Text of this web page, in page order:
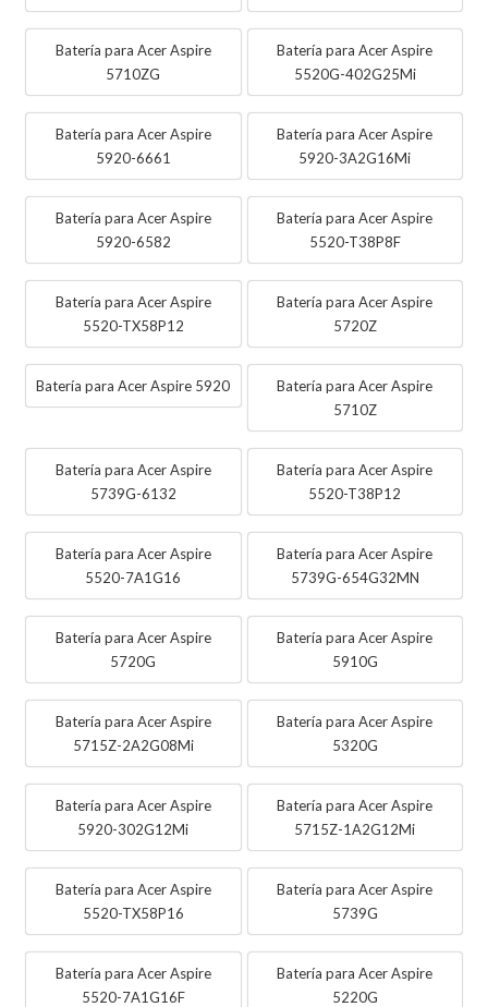
Batería para Acer Aspire
5710ZG
Batería para Acer Aspire
5520G-402G25Mi
Batería para Acer Aspire
5920-6661
Batería para Acer Aspire
5920-3A2G16Mi
Batería para Acer Aspire
5920-6582
Batería para Acer Aspire
5520-T38P8F
Batería para Acer Aspire
5520-TX58P12
Batería para Acer Aspire
5720Z
Batería para Acer Aspire 5920
Batería para Acer Aspire
5710Z
Batería para Acer Aspire
5739G-6132
Batería para Acer Aspire
5520-T38P12
Batería para Acer Aspire
5520-7A1G16
Batería para Acer Aspire
5739G-654G32MN
Batería para Acer Aspire
5720G
Batería para Acer Aspire
5910G
Batería para Acer Aspire
5715Z-2A2G08Mi
Batería para Acer Aspire
5320G
Batería para Acer Aspire
5920-302G12Mi
Batería para Acer Aspire
5715Z-1A2G12Mi
Batería para Acer Aspire
5520-TX58P16
Batería para Acer Aspire
5739G
Batería para Acer Aspire
5520-7A1G16F
Batería para Acer Aspire
5220G